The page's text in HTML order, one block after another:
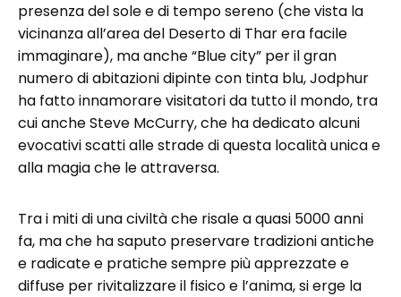
presenza del sole e di tempo sereno (che vista la
vicinanza all’area del Deserto di Thar era facile
immaginare), ma anche “Blue city” per il gran
numero di abitazioni dipinte con tinta blu, Jodphur
ha fatto innamorare visitatori da tutto il mondo, tra
cui anche Steve McCurry, che ha dedicato alcuni
evocativi scatti alle strade di questa località unica e
alla magia che le attraversa.
Tra i miti di una civiltà che risale a quasi 5000 anni
fa, ma che ha saputo preservare tradizioni antiche
e radicate e pratiche sempre più apprezzate e
diffuse per rivitalizzare il fisico e l’anima, si erge la